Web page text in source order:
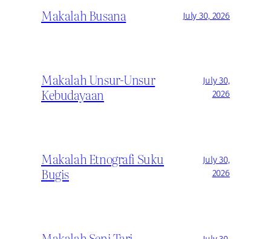
Makalah Busana July 30, 2026
Makalah Unsur-Unsur
Kebudayaan
July 30,
2026
Makalah Etnografi Suku
Bugis
July 30,
2026